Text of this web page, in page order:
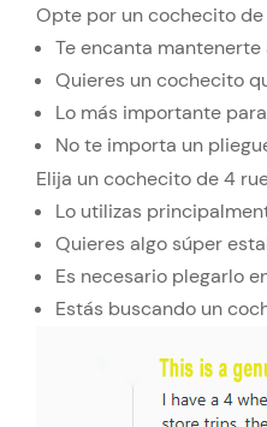
Opte por un cochecito de
Te encanta
Quieres un cochecito
Lo más importante
No te importa un
Elija un cochecito de 4
Lo utilizas
Quieres algo súper
Es necesario plegarlo
Estás buscando un